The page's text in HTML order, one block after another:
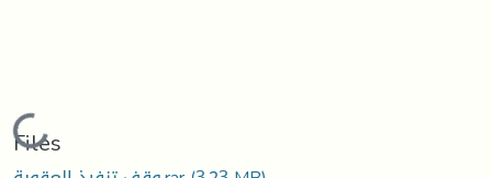
Loading...
Files